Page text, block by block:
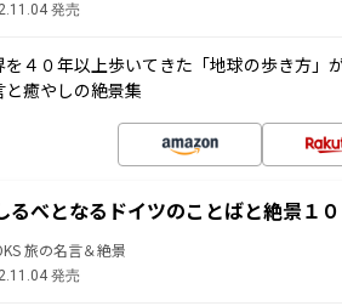
発売
を４０年以上歩いてきた「地球の歩き方」
と癒やしの絶景集
るべとなるドイツのことばと絶景１
旅の名言＆絶景
発売